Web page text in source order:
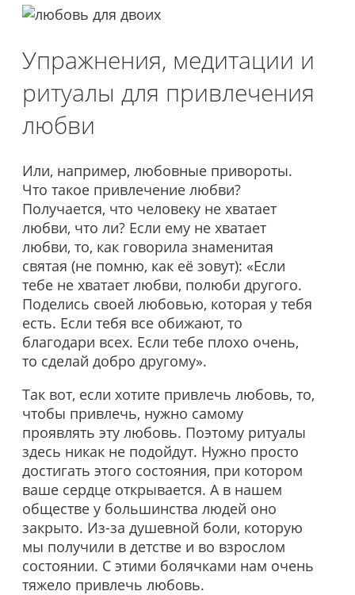
Упражнения, медитации и
ритуалы для привлечения
любви
Или, например, любовные привороты.
Что такое привлечение любви?
Получается, что человеку не хватает
любви, что ли? Если ему не хватает
любви, то, как говорила знаменитая
святая (не помню, как её зовут): «Если
тебе не хватает любви, полюби другого.
Поделись своей любовью, которая у тебя
есть. Если тебя все обижают, то
благодари всех. Если тебе плохо очень,
то сделай добро другому».
Так вот, если хотите привлечь любовь, то,
чтобы привлечь, нужно самому
проявлять эту любовь. Поэтому ритуалы
здесь никак не подойдут. Нужно просто
достигать этого состояния, при котором
ваше сердце открывается. А в нашем
обществе у большинства людей оно
закрыто. Из-за душевной боли, которую
мы получили в детстве и во взрослом
состоянии. С этими болячками нам очень
тяжело привлечь любовь.